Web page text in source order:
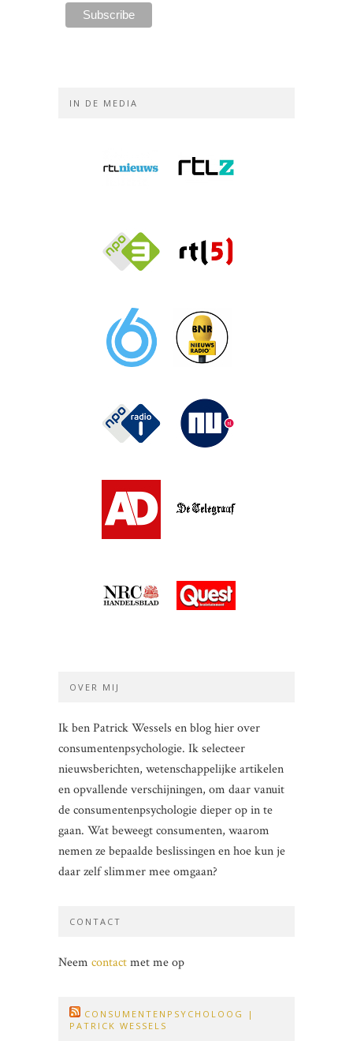
IN DE MEDIA
OVER MIJ
Ik ben Patrick Wessels en blog hier over
consumentenpsychologie. Ik selecteer
nieuwsberichten, wetenschappelijke artikelen
en opvallende verschijningen, om daar vanuit
de consumentenpsychologie dieper op in te
gaan. Wat beweegt consumenten, waarom
nemen ze bepaalde beslissingen en hoe kun je
daar zelf slimmer mee omgaan?
CONTACT
Neem contactmet me op
CONSUMENTENPSYCHOLOOG |
PATRICK WESSELS